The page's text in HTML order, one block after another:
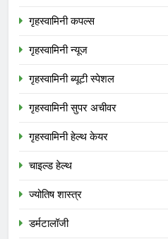
गृहस्वामिनी कपल्स
गृहस्वामिनी न्यूज
गृहस्वामिनी ब्यूटी स्पेशल
गृहस्वामिनी सुपर अचीवर
गृहस्वामिनी हेल्थ केयर
चाइल्ड हेल्थ
ज्योतिष शास्त्र
डर्मटालॉजी